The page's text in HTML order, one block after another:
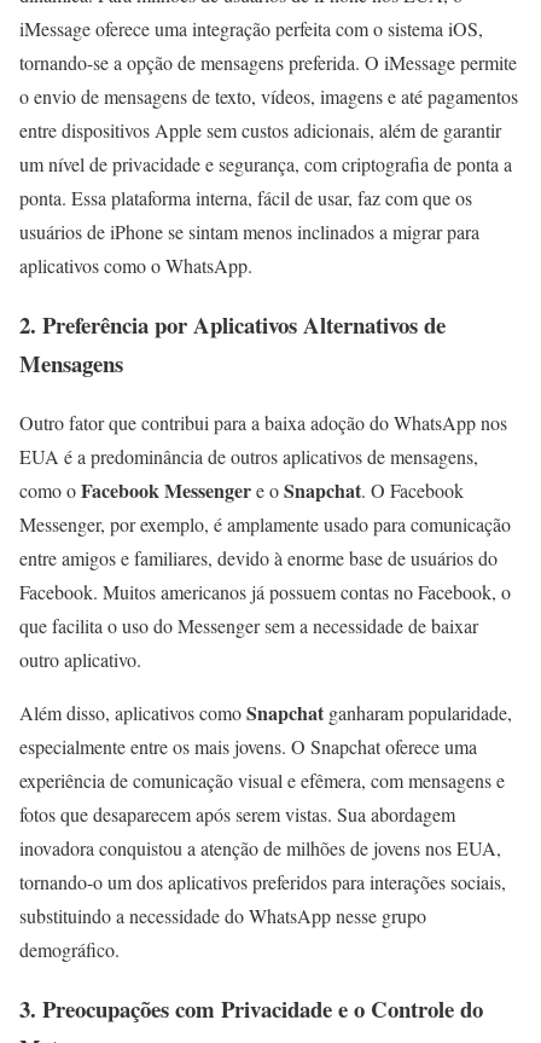
iMessage oferece uma integração perfeita com o sistema iOS,
tornando-se a opção de mensagens preferida. O iMessage permite
o envio de mensagens de texto, vídeos, imagens e até pagamentos
entre dispositivos Apple sem custos adicionais, além de garantir
um nível de privacidade e segurança, com criptografia de ponta a
ponta. Essa plataforma interna, fácil de usar, faz com que os
usuários de iPhone se sintam menos inclinados a migrar para
aplicativos como o WhatsApp.
2. Preferência por Aplicativos Alternativos de
Mensagens
Outro fator que contribui para a baixa adoção do WhatsApp nos
EUA é a predominância de outros aplicativos de mensagens,
como oFacebook Messengere oSnapchat. O Facebook
Messenger, por exemplo, é amplamente usado para comunicação
entre amigos e familiares, devido à enorme base de usuários do
Facebook. Muitos americanos já possuem contas no Facebook, o
que facilita o uso do Messenger sem a necessidade de baixar
outro aplicativo.
Além disso, aplicativos comoSnapchat ganharam popularidade,
especialmente entre os mais jovens. O Snapchat oferece uma
experiência de comunicação visual e efêmera, com mensagens e
fotos que desaparecem após serem vistas. Sua abordagem
inovadora conquistou a atenção de milhões de jovens nos EUA,
tornando-o um dos aplicativos preferidos para interações sociais,
substituindo a necessidade do WhatsApp nesse grupo
demográfico.
3. Preocupações com Privacidade e o Controle do